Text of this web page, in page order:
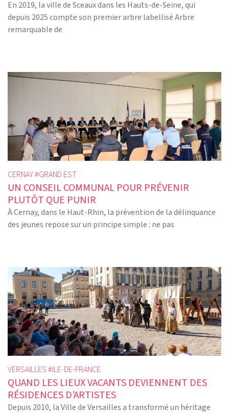
En 2019, la ville de Sceaux dans les Hauts-de-Seine, qui
depuis 2025 compte son premier arbre labellisé Arbre
remarquable de
CERNAY #GRAND EST
UN CONSEIL COMMUNAL POUR PRÉVENIR
PLUTÔT QUE PUNIR
À Cernay, dans le Haut-Rhin, la prévention de la délinquance
des jeunes repose sur un principe simple : ne pas
VERSAILLES #ILE-DE-FRANCE
QUAND LES LIEUX VACANTS DEVIENNENT DES
RÉSIDENCES D’ARTISTES
Depuis 2010, la Ville de Versailles a transformé un héritage